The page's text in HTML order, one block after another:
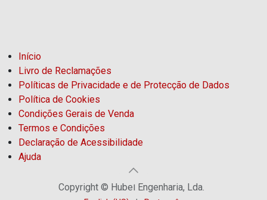
Início
Livro de Reclamações
Políticas de Privacidade e de Protecção de Dados
Política de Cookies
Condições Gerais de Venda
Termos e Condições
Declaração de Acessibilidade
Ajuda
Copyright © Hubel Engenharia, Lda.